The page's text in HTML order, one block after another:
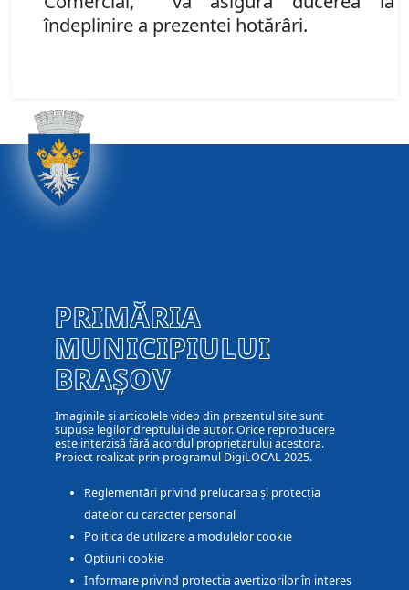
îndeplinire a prezentei hotărâri.
PRIMĂRIA
MUNICIPIULUI
BRAȘOV
Imaginile și articolele video din prezentul site sunt
supuse legilor dreptului de autor. Orice reproducere
este interzisă fără acordul proprietarului acestora.
Proiect realizat prin programul DigiLOCAL 2025.
Reglementări privind prelucarea și protecția
datelor cu caracter personal
Politica de utilizare a modulelor cookie
Optiuni cookie
Informare privind protectia avertizorilor în interes